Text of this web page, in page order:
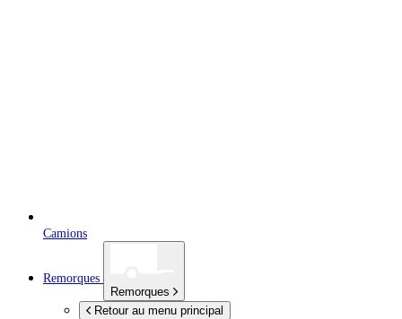
Camions
Remorques
Remorques
Retour au menu principal